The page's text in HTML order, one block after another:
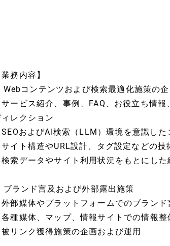
務内容】
Webコンテンツおよび検索最適化施策の
ービス紹介、事例、FAQ、お役立ち情
レクション
およびAI検索（LLM）環境を意識し
イト構造やURL設計、タグ設定などの技
索データやサイト利用状況をもとにした
ブランド言及および外部露出施策
部媒体やプラットフォームでのブランド
種媒体、マップ、情報サイトでの情報整
リンク獲得施策の企画および運用